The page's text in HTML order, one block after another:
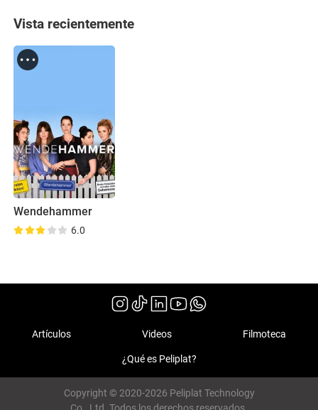
Vista recientemente
Wendehammer
6.0
Artículos Videos Filmoteca
¿Qué es Peliplat?
Copyright © 2020-2026 Peliplat Technology
Co., Ltd. Todos los derechos reservados.